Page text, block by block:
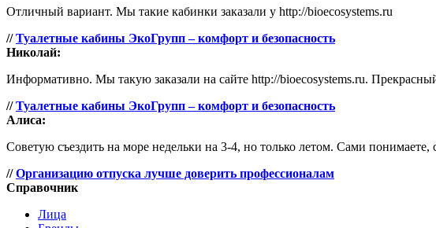
Отличный вариант. Мы такие кабинки заказали у http://bioecosystems.ru
//Туалетные кабины ЭкоГрупп – комфорт и безопасность
Николай:
Информативно. Мы такую заказали на сайте http://bioecosystems.ru.
//Туалетные кабины ЭкоГрупп – комфорт и безопасность
Алиса:
Советую съездить на море недельки на 3-4, но только летом. Сами понимаете,
//Организацию отпуска лучше доверить профессионалам
Справочник
Лица